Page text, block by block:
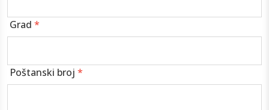
Grad *
Poštanski broj *